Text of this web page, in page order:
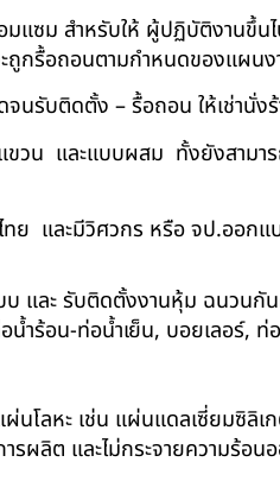
มแซม สำหรับให้ ผู้ปฏิบัติงาน
ถูกรื้อถอนตามกำหนดของแผนง
รับติดตั้ง – รื้อถอน ให้เช่านั่ง
ขวน และแบบผสม ทั้งยังสาม
ทย และมีวิศวกร หรือ จป.ออก
บ และ รับติดตั้งงานหุ้ม ฉนวน
อน-ท่อน้ำเย็น, บอยเลอร์, ท่อ
ลหะ เช่น แผ่นแดลเซี่ยมซิลิเ
ผลิต และไม่กระจายความร้อ